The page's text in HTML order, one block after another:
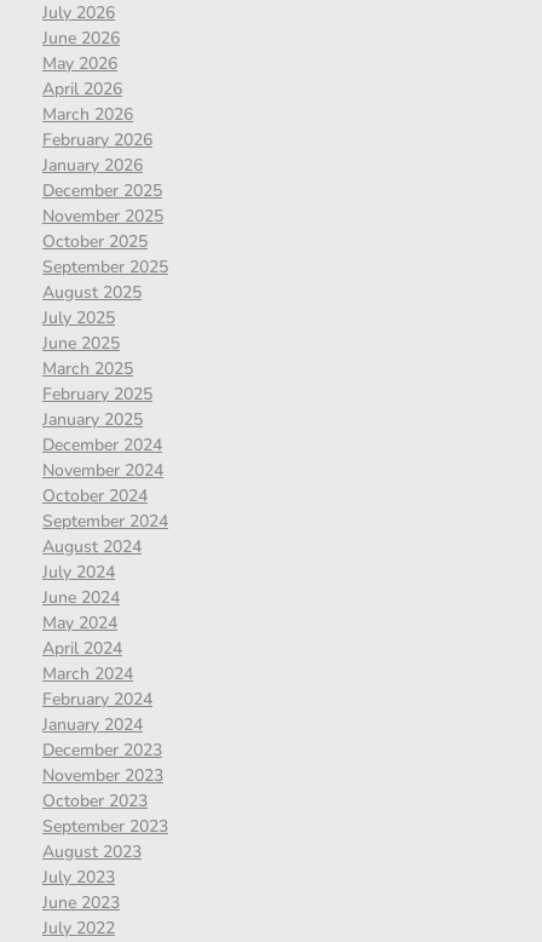
July 2026
June 2026
May 2026
April 2026
March 2026
February 2026
January 2026
December 2025
November 2025
October 2025
September 2025
August 2025
July 2025
June 2025
March 2025
February 2025
January 2025
December 2024
November 2024
October 2024
September 2024
August 2024
July 2024
June 2024
May 2024
April 2024
March 2024
February 2024
January 2024
December 2023
November 2023
October 2023
September 2023
August 2023
July 2023
June 2023
July 2022